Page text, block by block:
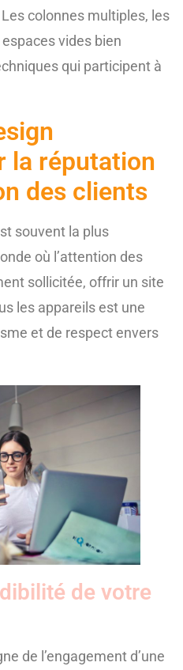
colonnes multiples, les
vides bien
qui participent à
la réputation
des clients
souvent la plus
où l’attention des
sollicitée, offrir un site
les appareils est une
et de respect envers
de votre
de l’engagement d’une